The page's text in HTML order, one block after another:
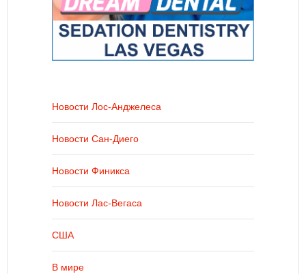
Новости Лос-Анджелеса
Новости Сан-Диего
Новости Финикса
Новости Лас-Вегаса
США
В мире